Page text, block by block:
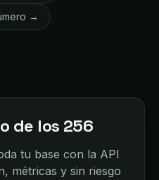
→
de los 256
tu base con la API
métricas y sin riesgo